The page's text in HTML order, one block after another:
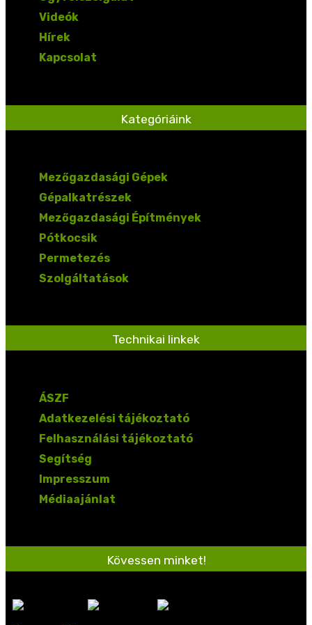
Videók
Hírek
Kapcsolat
Kategóriáink
Mezőgazdasági Gépek
Gépalkatrészek
Mezőgazdasági Építmények
Pótkocsik
Permetezés
Szolgáltatások
Technikai linkek
ÁSZF
Adatkezelési tájékoztató
Felhasználási tájékoztató
Segítség
Impresszum
Médiaajánlat
Kövessen minket!